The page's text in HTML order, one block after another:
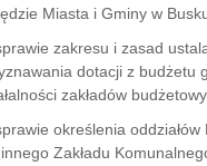
Miasta i Gminy w
zakresu i zasad
dotacji z budżetu
zakładów
określenia oddziałów
Zakładu